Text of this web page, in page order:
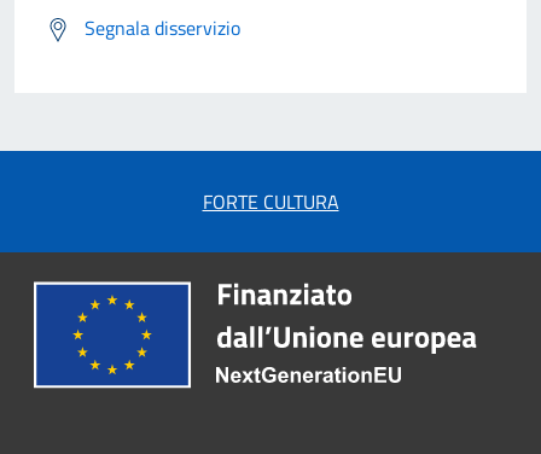
Segnala disservizio
FORTE CULTURA